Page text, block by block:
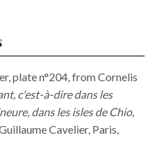
plate n°204, from Cornelis
c'est-à-dire dans les
dans les isles de Chio,
Cavelier, Paris,